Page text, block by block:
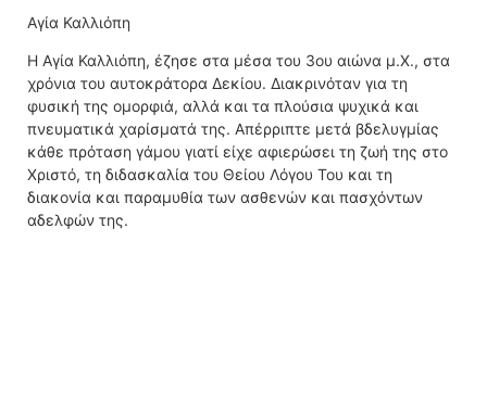
Αγία Καλλιόπη
Η Αγία Καλλιόπη, έζησε στα μέσα του 3ου αιώνα μ.Χ., στα
χρόνια του αυτοκράτορα Δεκίου. Διακρινόταν για τη
φυσική της ομορφιά, αλλά και τα πλούσια ψυχικά και
πνευματικά χαρίσματά της. Απέρριπτε μετά βδελυγμίας
κάθε πρόταση γάμου γιατί είχε αφιερώσει τη ζωή της στο
Χριστό, τη διδασκαλία του Θείου Λόγου Του και τη
διακονία και παραμυθία των ασθενών και πασχόντων
αδελφών της.